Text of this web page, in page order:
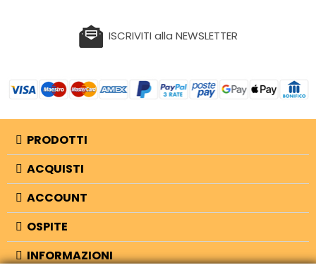
ISCRIVITI alla NEWSLETTER
PRODOTTI
ACQUISTI
ACCOUNT
OSPITE
INFORMAZIONI